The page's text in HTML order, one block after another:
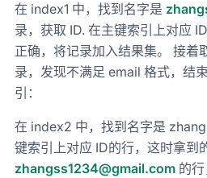
在 index1 中，找到名字是
录，获取 ID. 在主键索引上对应
正确，将记录加入结果集。 接着
录，发现不满足 email 格式，结
引：
在 index2 中，找到名字是
键索引上对应 ID的行，这时拿到
zhangss1234@gmail.com 的行